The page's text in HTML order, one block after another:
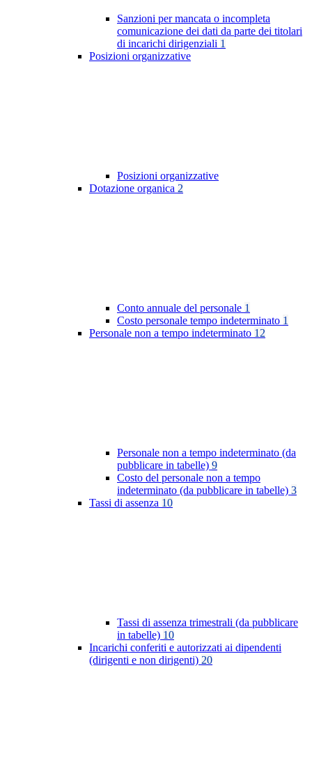
Sanzioni per mancata o incompleta
comunicazione dei dati da parte dei titolari
di incarichi dirigenziali 1
Posizioni organizzative
Posizioni organizzative
Dotazione organica 2
Conto annuale del personale 1
Costo personale tempo indeterminato 1
Personale non a tempo indeterminato 12
Personale non a tempo indeterminato (da
pubblicare in tabelle) 9
Costo del personale non a tempo
indeterminato (da pubblicare in tabelle) 3
Tassi di assenza 10
Tassi di assenza trimestrali (da pubblicare
in tabelle) 10
Incarichi conferiti e autorizzati ai dipendenti
(dirigenti e non dirigenti) 20